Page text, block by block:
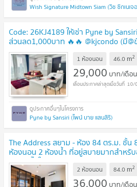
Wish Signature Midtown Siam (วิช ซิกเนเ
Code: 26KJ4189 ให้เช่า Pyne by
ส่วนลด1,000บาท 🔥🔥 @kjcondo (มี@
!
1 ห้องนอน 46.0 m2
29,000 บาท/เดือน
10/
Pyne by Sansiri (ไพน์ บาย แสนสิริ)
The Address สยาม - ห้อง 84 ตร.ม. ชั้น
ห้องนอน 2 ห้องน้ำ ที่อยู่สบายมากสำหรั
ชัดเจน ไม่ใช่ห้องแปลง
2 ห้องนอน 84.0 m2
36,000 บาท/เดือน